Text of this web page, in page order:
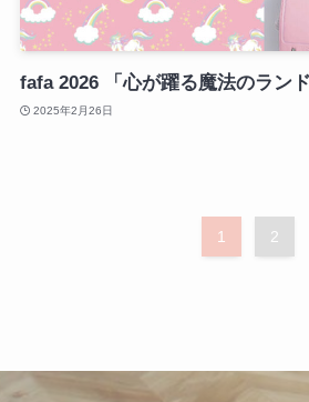
fafa 2026 「心が躍る魔法のランド
2025年2月26日
1 2